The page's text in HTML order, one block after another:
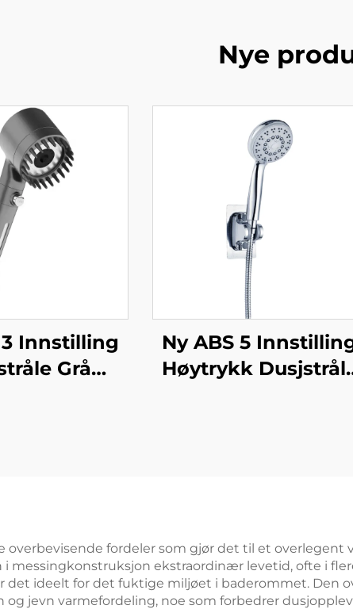
Nye
3 Innstilling
Grå
Ny ABS 5
Høytrykk
overbevisende fordeler som gjør det til et overlegent
i messingkonstruksjon ekstraordinær levetid, ofte i
det ideelt for det fuktige miljøet i baderommet. Den
jevn varmefordeling, noe som forbedrer